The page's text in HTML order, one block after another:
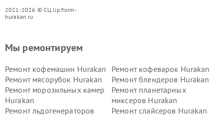
2021-2026 © СЦ lip.fixim-
hurakan.ru
Мы ремонтируем
Ремонт кофемашин Hurakan
Ремонт кофеварок Hurakan
Ремонт мясорубок Hurakan
Ремонт блендеров Hurakan
Ремонт морозильных камер
Hurakan
Ремонт планетарных
миксеров Hurakan
Ремонт льдогенераторов
Ремонт слайсеров Hurakan